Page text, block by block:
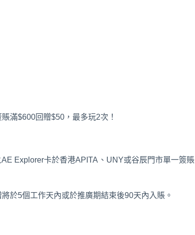
滿$600回贈$50，最多玩2次！
Explorer卡於香港APITA、UNY或谷辰門市單一簽賬
於5個工作天內或於推廣期結束後90天內入賬。